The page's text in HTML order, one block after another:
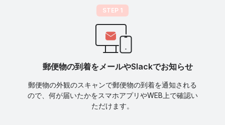
STEP 1
郵便物の到着をメールやSlackでお知らせ
郵便物の外観のスキャンで郵便物の到着を通知される
ので、何が届いたかをスマホアプリやWEB上で確認い
ただけます。